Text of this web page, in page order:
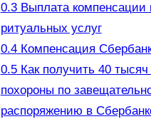
0.3Выплата компенсации
ритуальных услуг
0.4Компенсация
0.5Как получить 40
похороны по
распоряжению в